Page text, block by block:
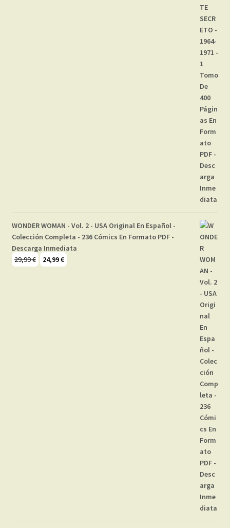
WONDER WOMAN - Vol. 2 - USA Original En Español -
Colección Completa - 236 Cómics En Formato PDF -
Descarga Inmediata
29,99€
El24,99€